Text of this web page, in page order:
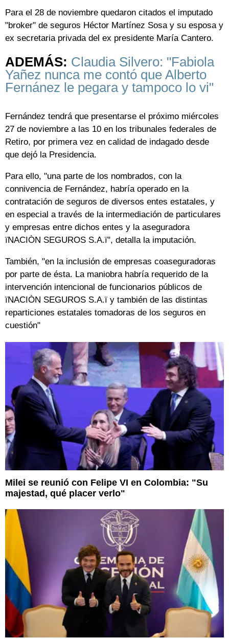
Para el 28 de noviembre quedaron citados el imputado
"broker" de seguros Héctor Martínez Sosa y su esposa y
ex secretaria privada del ex presidente María Cantero.
ADEMÁS: Claudia Silvero: "Fabiola
Yañez nunca me contó que Alberto
Fernánez le pegara y tampoco lo vi"
Fernández tendrá que presentarse el próximo miércoles
27 de noviembre a las 10 en los tribunales federales de
Retiro, por primera vez en calidad de indagado desde
que dejó la Presidencia.
Para ello, "una parte de los nombrados, con la
connivencia de Fernández, habría operado en la
contratación de seguros de diversos entes estatales, y
en especial a través de la intermediación de particulares
y empresas entre dichos entes y la aseguradora
ïNACIÒN SEGUROS S.A.ï", detalla la imputación.
También, "en la inclusión de empresas coaseguradoras
por parte de ésta. La maniobra habría requerido de la
intervención intencional de funcionarios públicos de
ïNACIÒN SEGUROS S.A.ï y también de las distintas
reparticiones estatales tomadoras de los seguros en
cuestión"
Milei se reunió con Felipe VI en Colombia: "Su
majestad, qué placer verlo"